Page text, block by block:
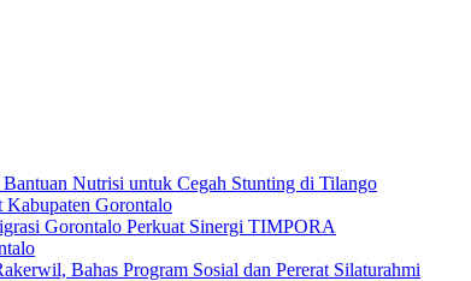
Nutrisi untuk Cegah Stunting di Tilango
Gorontalo
Gorontalo Perkuat Sinergi TIMPORA
Bahas Program Sosial dan Pererat Silaturahmi